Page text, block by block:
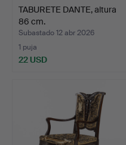
TABURETE DANTE, altura
86 cm.
Subastado 12 abr 2026
1 puja
22 USD